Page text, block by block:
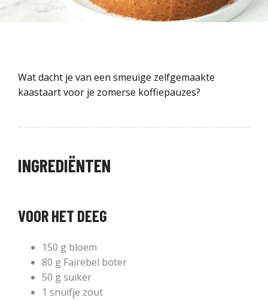
Wat dacht je van een smeuige zelfgemaakte
kaastaart voor je zomerse koffiepauzes?
INGREDIËNTEN
VOOR HET DEEG
150 g bloem
80 g Fairebel boter
50 g suiker
1 snuifje zout